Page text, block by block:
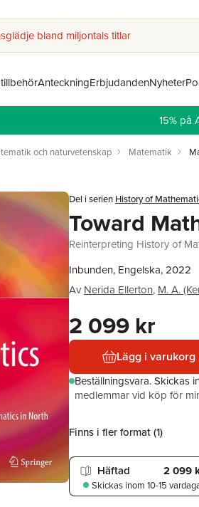
bland miljontals titlar
AnteckningErbjudandenNyheter
15% på
och naturvetenskap Matematik
Del i serien History of
Toward
Reinterpreting History of
Inbunden, Engelska, 2022
Av Nerida Ellerton, M. A.
2 099 kr
Lägg i varukorg
Beställningsvara.Skickas
medlemmar vid köp för
Finns i fler format (1)
Häftad 2 099
Skickas inom 10-15